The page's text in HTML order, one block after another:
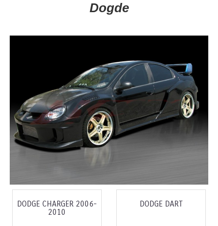
Dogde
DODGE CHARGER 2006-
2010
DODGE DART